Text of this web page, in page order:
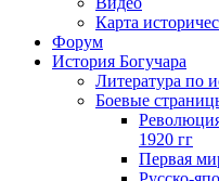
Карта
Форум
История Богучара
Литература по
Боевые
1920 гг
Первая